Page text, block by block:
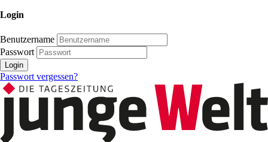
Login
Benutzername
Passwort
Login
Passwort vergessen?